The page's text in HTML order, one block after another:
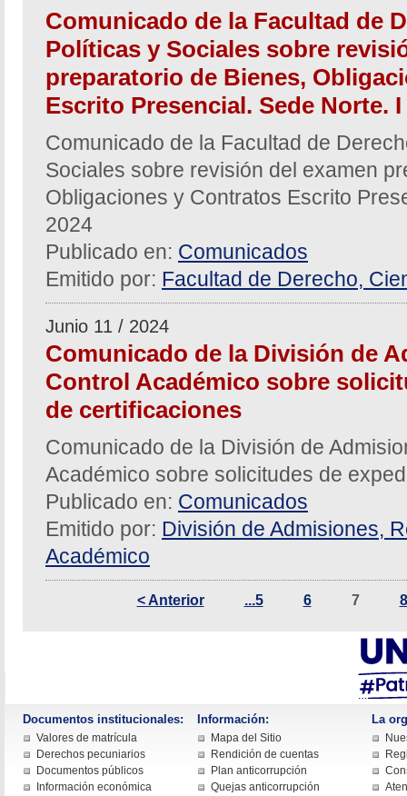
Comunicado de la Facultad de
Políticas y Sociales sobre
preparatorio de Bienes,
Escrito Presencial. Sede Norte. I
Comunicado de la Facultad de
Sociales sobre revisión del examen
Obligaciones y Contratos Escrito
2024
Publicado en: Comunicados
Emitido por: Facultad de Derecho,
Junio 11 / 2024
Comunicado de la División de
Control Académico sobre
de certificaciones
Comunicado de la División de
Académico sobre solicitudes de
Publicado en: Comunicados
Emitido por: División de Admisiones,
Académico
< Anterior ...5 6 7 8
Documentos institucionales:
Valores de matrícula
Derechos pecuniarios
Documentos públicos
Información económica
Información:
Mapa del Sitio
Rendición de cuentas
Plan anticorrupción
Quejas anticorrupción
La